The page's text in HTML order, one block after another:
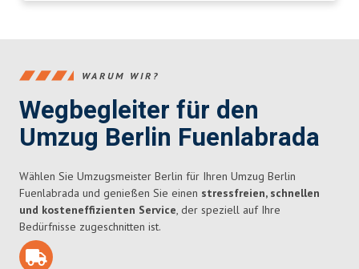
WARUM WIR?
Wegbegleiter für den
Umzug Berlin Fuenlabrada
Wählen Sie Umzugsmeister Berlin für Ihren Umzug Berlin
Fuenlabrada und genießen Sie einen stressfreien, schnellen
und kosteneffizienten Service, der speziell auf Ihre
Bedürfnisse zugeschnitten ist.